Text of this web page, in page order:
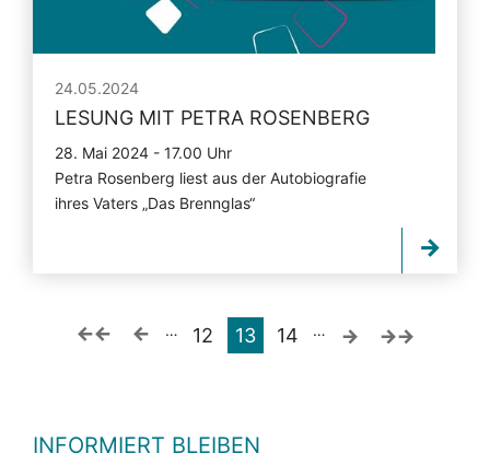
24.05.2024
LESUNG MIT PETRA ROSENBERG
28. Mai 2024 - 17.00 Uhr
Petra Rosenberg liest aus der Autobiografie
ihres Vaters „Das Brennglas“
… 12 13 14 …
INFORMIERT BLEIBEN